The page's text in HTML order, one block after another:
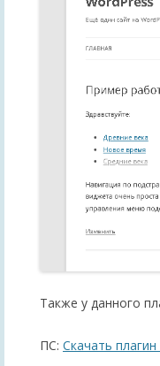
Также у данного
ПС: Скачать